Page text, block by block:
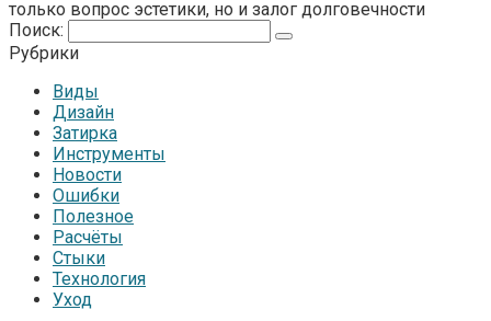
только вопрос эстетики, но и залог долговечности
Поиск:
Рубрики
Виды
Дизайн
Затирка
Инструменты
Новости
Ошибки
Полезное
Расчёты
Стыки
Технология
Уход